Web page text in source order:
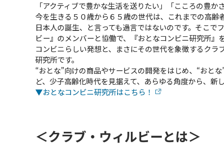
「アクティブで豊かな生活を送りたい」「こころの豊
今を生きる５０歳から６５歳の世代は、これまでの高
日本人の誕生、と言っても過言ではないのです。そこ
ビー』のメンバーと協働で、『おとなコンビニ研究所』
コンビニらしい発想と、まさにその世代を象徴するク
研究所です。
“おとな”向けの商品やサービスの開発をはじめ、“おと
ど、少子高齢化時代を見据えて、あらゆる角度から、新
▼おとなコンビニ研究所はこちら！
＜クラブ・ウィルビーとは＞